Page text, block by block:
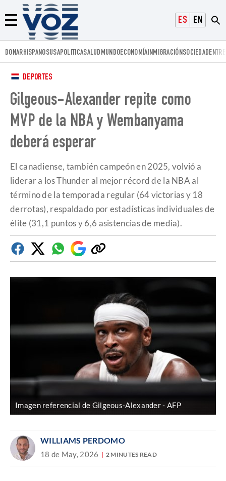
ESPAÑOLENGLISH
Menú
Voz.us
DONARHISPANOSUSAPOLITICASALUD MUNDOECONOMÍAINMIGRACIÓNSOCIEDAD
DEPORTES
Gilgeous-Alexander repite como
MVP de la NBA y Wembanyama
deberá esperar
El canadiense, también campeón en 2025, volvió a
liderar a los Thunder al mejor récord de la NBA al
término de la temporada regular (64 victorias y 18
derrotas), respaldado por estadísticas individuales de
élite (31,1 puntos y 6,6 asistencias de media).
FacebookTwitterWhatsapp
Google
Discover
Copiar
enlace
Imagen referencial de Gilgeous-Alexander AFP
WILLIAMS PERDOMO
18 de May, 2026 2 MINUTES READ